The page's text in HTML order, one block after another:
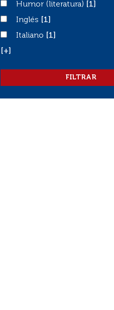
Humor (literatura)
Humor (literatura)
[1]
InglésInglés
[1]
ItalianoItaliano
[1]
[+]